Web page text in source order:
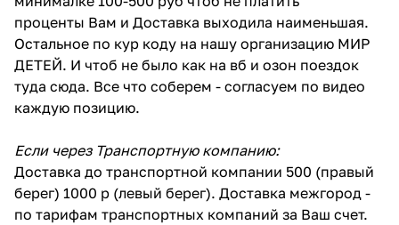
проценты Вам и Доставка выходила наименьшая.
Остальное по кур коду на нашу организацию МИР
ДЕТЕЙ. И чтоб не было как на вб и озон поездок
туда сюда. Все что соберем - согласуем по видео
каждую позицию.
Если через Транспортную компанию:
Доставка до транспортной компании 500 (правый
берег) 1000 р (левый берег). Доставка межгород -
по тарифам транспортных компаний за Ваш счет.